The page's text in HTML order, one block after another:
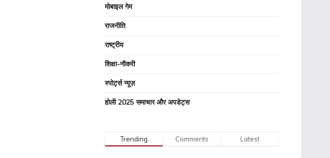
मोबाइल गेम
राजनीति
राष्ट्रीय
शिक्षा-नौकरी
स्पोर्ट्स न्यूज़
होली 2025 समाचार और अपडेट्स
Trending Comments Latest